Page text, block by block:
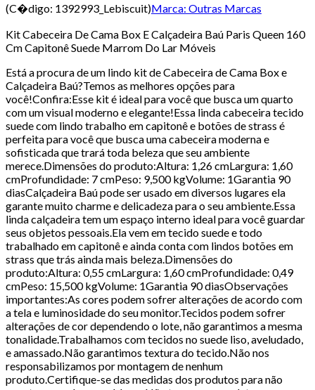
(C�digo: 1392993_Lebiscuit)Marca: Outras Marcas
Kit Cabeceira De Cama Box E Calçadeira Baú Paris Queen 160
Cm Capitonê Suede Marrom Do Lar Móveis
Está a procura de um lindo kit de Cabeceira de Cama Box e
Calçadeira Baú?Temos as melhores opções para
você!Confira:Esse kit é ideal para você que busca um quarto
com um visual moderno e elegante!Essa linda cabeceira tecido
suede com lindo trabalho em capitonê e botões de strass é
perfeita para você que busca uma cabeceira moderna e
sofisticada que trará toda beleza que seu ambiente
merece.Dimensões do produto:Altura: 1,26 cmLargura: 1,60
cmProfundidade: 7 cmPeso: 9,500 kgVolume: 1Garantia 90
diasCalçadeira Baú pode ser usado em diversos lugares ela
garante muito charme e delicadeza para o seu ambiente.Essa
linda calçadeira tem um espaço interno ideal para você guardar
seus objetos pessoais.Ela vem em tecido suede e todo
trabalhado em capitonê e ainda conta com lindos botões em
strass que trás ainda mais beleza.Dimensões do
produto:Altura: 0,55 cmLargura: 1,60 cmProfundidade: 0,49
cmPeso: 15,500 kgVolume: 1Garantia 90 diasObservações
importantes:As cores podem sofrer alterações de acordo com
a tela e luminosidade do seu monitor.Tecidos podem sofrer
alterações de cor dependendo o lote, não garantimos a mesma
tonalidade.Trabalhamos com tecidos no suede liso, aveludado,
e amassado.Não garantimos textura do tecido.Não nos
responsabilizamos por montagem de nenhum
produto.Certifique-se das medidas dos produtos para não